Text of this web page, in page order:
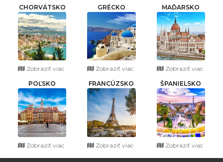
CHORVÁTSKO
Zobraziť viac
GRÉCKO
Zobraziť viac
MAĎARSKO
Zobraziť viac
POĽSKO
Zobraziť viac
FRANCÚZSKO
Zobraziť viac
ŠPANIELSKO
Zobraziť viac